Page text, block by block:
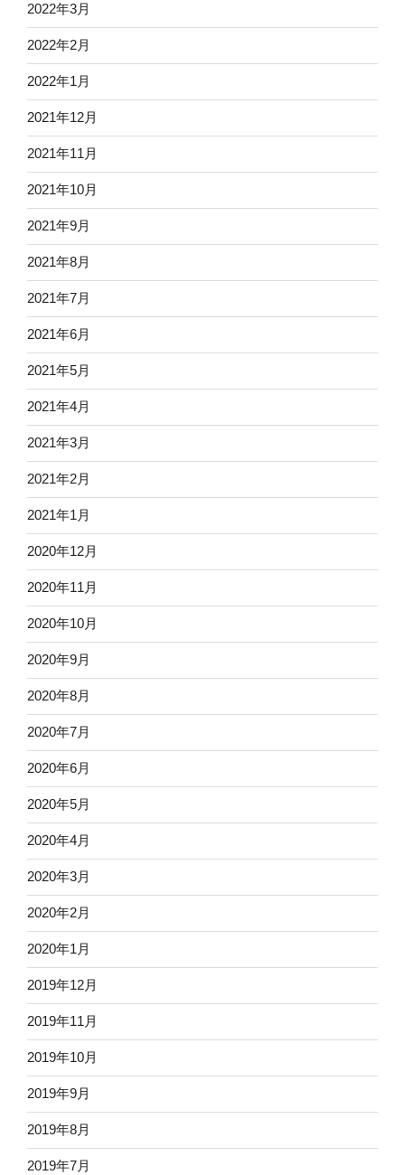
2022年3月
2022年2月
2022年1月
2021年12月
2021年11月
2021年10月
2021年9月
2021年8月
2021年7月
2021年6月
2021年5月
2021年4月
2021年3月
2021年2月
2021年1月
2020年12月
2020年11月
2020年10月
2020年9月
2020年8月
2020年7月
2020年6月
2020年5月
2020年4月
2020年3月
2020年2月
2020年1月
2019年12月
2019年11月
2019年10月
2019年9月
2019年8月
2019年7月